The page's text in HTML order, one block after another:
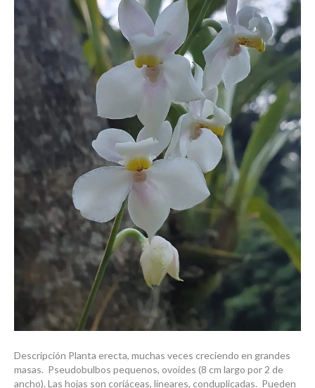
Descripción Planta erecta, muchas veces creciendo en grandes
masas. Pseudobulbos pequenos, ovoides (8 cm largo por 2 de
ancho). Las hojas son coriáceas, lineares, conduplicadas. Pueden